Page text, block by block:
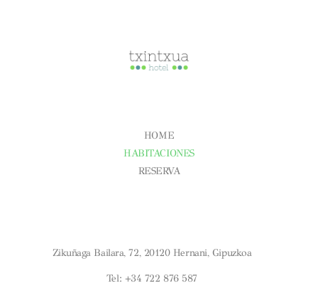
HOME
HABITACIONES
RESERVA
Zikuñaga Bailara, 72, 20120 Hernani, Gipuzkoa
Tel: +34 722 876 587